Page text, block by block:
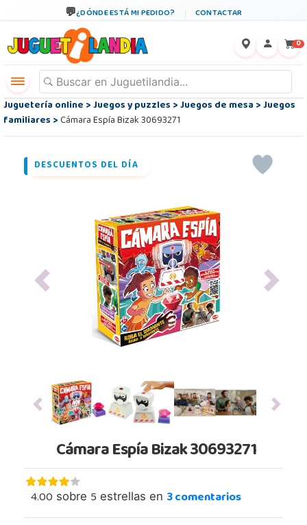
¿DÓNDE ESTÁ MI PEDIDO? CONTACTAR
0
Juguetería online>Juegos y puzzles>Juegos de mesa>Juegos
familiares>Cámara Espía Bizak 30693271
DESCUENTOS DEL DÍA
Previous Next
Previous Next
Cámara Espía Bizak 30693271
4.00 sobre 5 estrellas en 3comentarios